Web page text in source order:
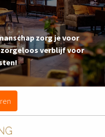
Technische Dienst
zorg je voor
verblijf voor